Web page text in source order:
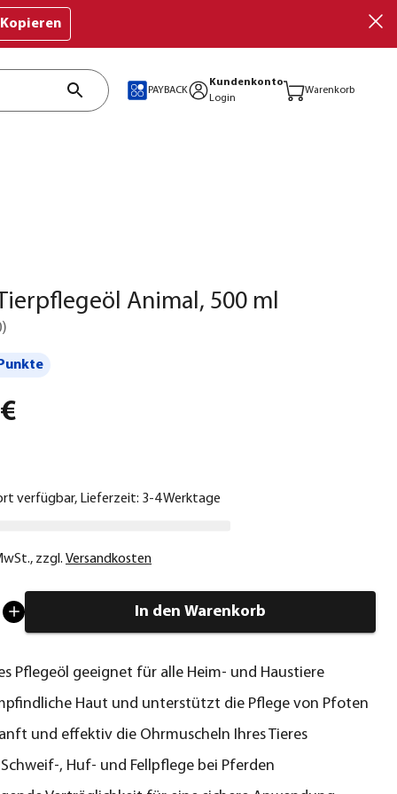
Kopieren
PAYBACK
Kundenkonto
Login
Warenkorb
Animal, 500 ml
)
verfügbar, Lieferzeit: 3-4 Werktage
, zzgl. Versandkosten
In den Warenkorb
Pflegeöl geeignet für alle Heim- und Haustiere
Haut und unterstützt die Pflege von Pfoten
und effektiv die Ohrmuscheln Ihres Tieres
, Huf- und Fellpflege bei Pferden